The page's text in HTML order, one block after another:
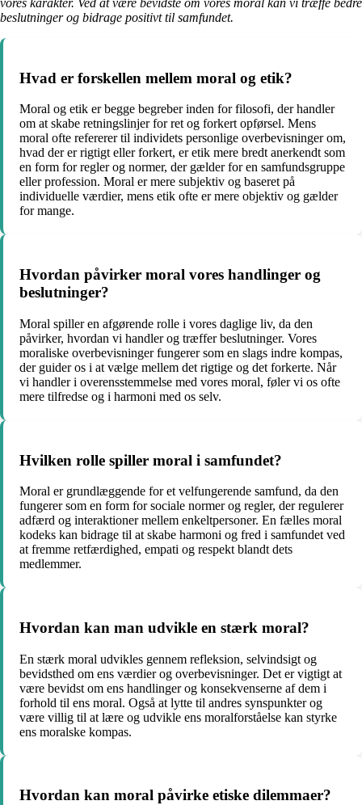
vores karakter. Ved at være bevidste om vores moral kan vi træffe bedre
beslutninger og bidrage positivt til samfundet.
Hvad er forskellen mellem moral og etik?
Moral og etik er begge begreber inden for filosofi, der handler
om at skabe retningslinjer for ret og forkert opførsel. Mens
moral ofte refererer til individets personlige overbevisninger om,
hvad der er rigtigt eller forkert, er etik mere bredt anerkendt som
en form for regler og normer, der gælder for en samfundsgruppe
eller profession. Moral er mere subjektiv og baseret på
individuelle værdier, mens etik ofte er mere objektiv og gælder
for mange.
Hvordan påvirker moral vores handlinger og
beslutninger?
Moral spiller en afgørende rolle i vores daglige liv, da den
påvirker, hvordan vi handler og træffer beslutninger. Vores
moraliske overbevisninger fungerer som en slags indre kompas,
der guider os i at vælge mellem det rigtige og det forkerte. Når
vi handler i overensstemmelse med vores moral, føler vi os ofte
mere tilfredse og i harmoni med os selv.
Hvilken rolle spiller moral i samfundet?
Moral er grundlæggende for et velfungerende samfund, da den
fungerer som en form for sociale normer og regler, der regulerer
adfærd og interaktioner mellem enkeltpersoner. En fælles moral
kodeks kan bidrage til at skabe harmoni og fred i samfundet ved
at fremme retfærdighed, empati og respekt blandt dets
medlemmer.
Hvordan kan man udvikle en stærk moral?
En stærk moral udvikles gennem refleksion, selvindsigt og
bevidsthed om ens værdier og overbevisninger. Det er vigtigt at
være bevidst om ens handlinger og konsekvenserne af dem i
forhold til ens moral. Også at lytte til andres synspunkter og
være villig til at lære og udvikle ens moralforståelse kan styrke
ens moralske kompas.
Hvordan kan moral påvirke etiske dilemmaer?